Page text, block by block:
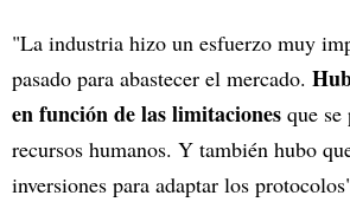
"La industria hizo un esfuerzo muy
pasado para abastecer el mercado.
en función de las limitaciones que
recursos humanos. Y también hubo
inversiones para adaptar los